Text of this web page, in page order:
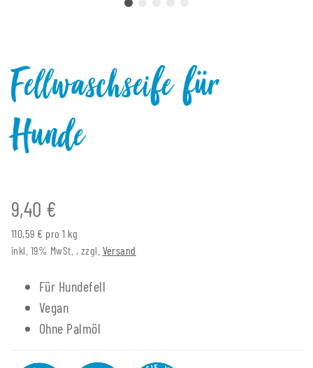
Fellwaschseife für
Hunde
9,40 €
110,59 € pro 1 kg
inkl. 19% MwSt. , zzgl. Versand
Für Hundefell
Vegan
Ohne Palmöl